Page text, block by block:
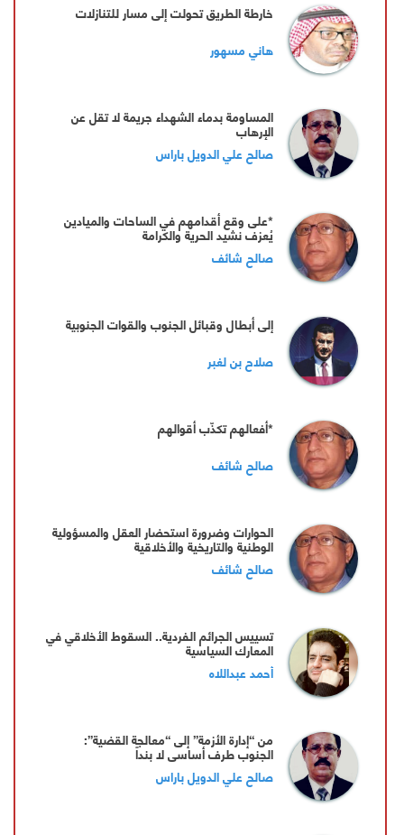
خارطة الطريق تحولت إلى مسار للتنازلات
هاني مسهور
المساومة بدماء الشهداء جريمة لا تقل عن
الإرهاب
صالح علي الدويل باراس
*على وقع أقدامهم في الساحات والميادين
يُعزف نشيد الحرية والكرامة
صالح شائف
إلى أبطال وقبائل الجنوب والقوات الجنوبية
صلاح بن لغبر
*أفعالهم تكذّب أقوالهم
صالح شائف
الحوارات وضرورة استحضار العقل والمسؤولية
الوطنية والتاريخية والأخلاقية
صالح شائف
تسييس الجرائم الفردية.. السقوط الأخلاقي في
المعارك السياسية
أحمد عبداللاه
من “إدارة الأزمة” إلى “معالجة القضية”:
الجنوب طرف أساسي لا بنداً
صالح علي الدويل باراس